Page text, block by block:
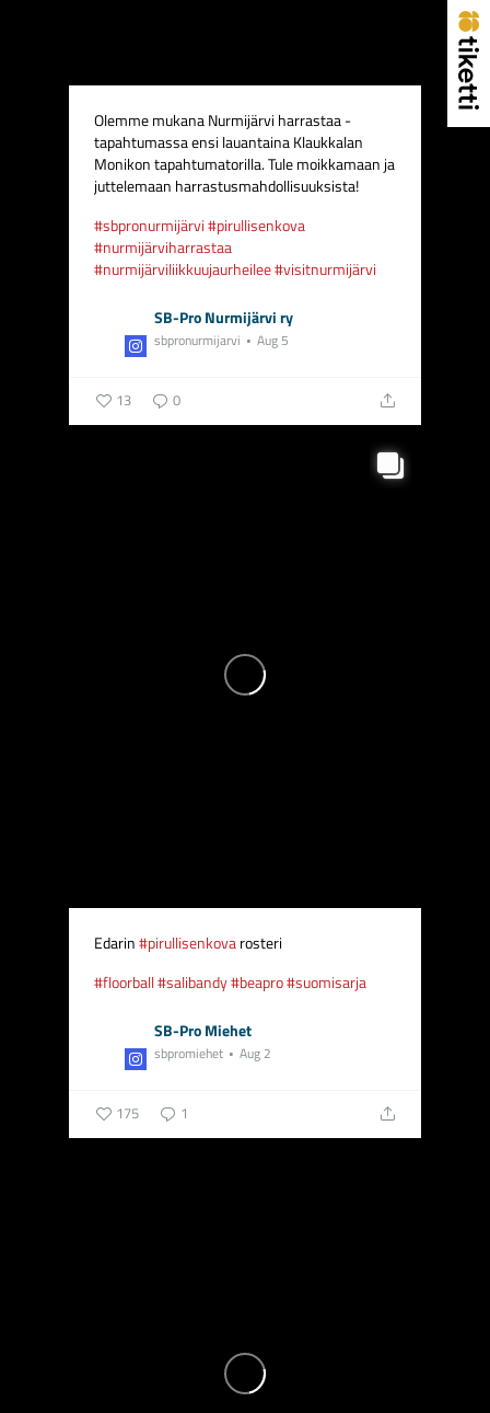
Olemme mukana Nurmijärvi harrastaa -
tapahtumassa ensi lauantaina Klaukkalan
Monikon tapahtumatorilla. Tule moikkamaan ja
juttelemaan harrastusmahdollisuuksista! ️
#sbpronurmijärvi#pirullisenkova
#nurmijärviharrastaa
#nurmijärviliikkuujaurheilee#visitnurmijärvi
SB-Pro Nurmijärvi ry
sbpronurmijarvi Aug 5
13 0
Edarin#pirullisenkovarosteri
#floorball#salibandy#beapro#suomisarja
SB-Pro Miehet
sbpromiehet Aug 2
175 1